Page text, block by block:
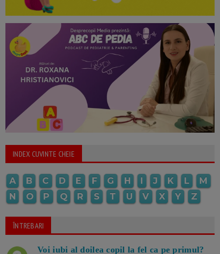
INDEX CUVINTE CHEIE
A B C D E F G H I J K L
M
N
O P Q R S T U V X Y Z
ÎNTREBARI
Voi iubi al doilea copil la fel ca pe primul?